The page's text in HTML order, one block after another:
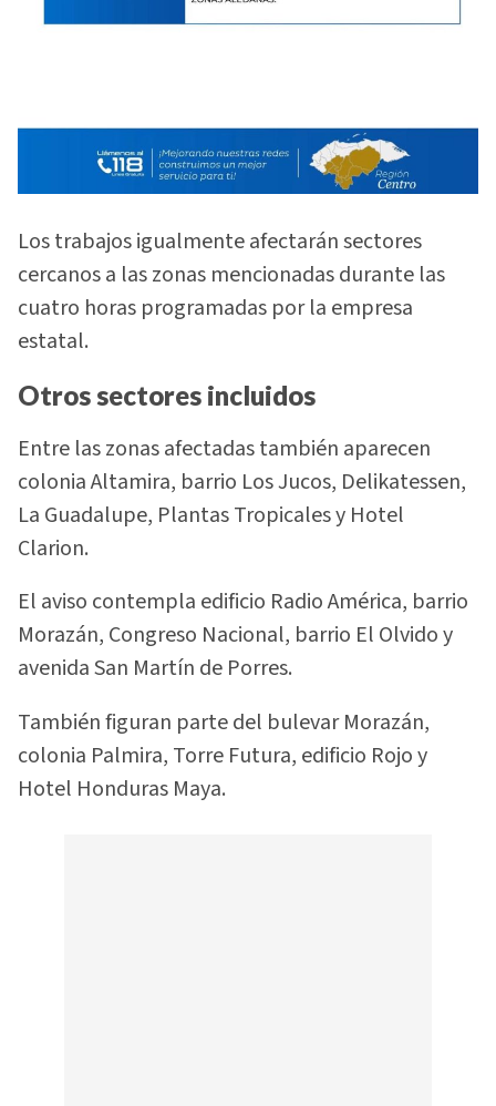
Los trabajos igualmente afectarán sectores
cercanos a las zonas mencionadas durante las
cuatro horas programadas por la empresa
estatal.
Otros sectores incluidos
Entre las zonas afectadas también aparecen
colonia Altamira, barrio Los Jucos, Delikatessen,
La Guadalupe, Plantas Tropicales y Hotel
Clarion.
El aviso contempla edificio Radio América, barrio
Morazán, Congreso Nacional, barrio El Olvido y
avenida San Martín de Porres.
También figuran parte del bulevar Morazán,
colonia Palmira, Torre Futura, edificio Rojo y
Hotel Honduras Maya.